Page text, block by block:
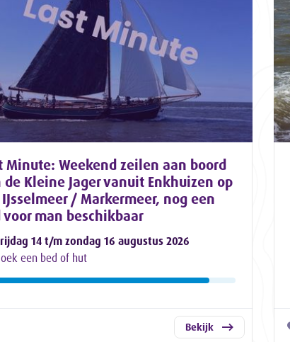
Minute: Weekend zeilen aan boord
de Kleine Jager vanuit Enkhuizen op
/ Markermeer, nog een
voor man beschikbaar
14 t/m zondag 16 augustus 2026
een bed of hut
Bekijk